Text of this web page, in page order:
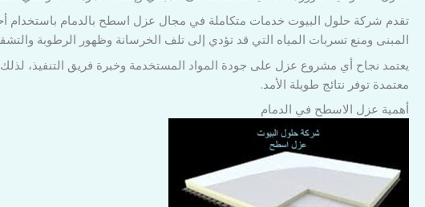
تقدم شركة حلول البيوت خدمات متكاملة في مجال عزل اسطح بالدمام باستخدام
المبنى ومنع تسربات المياه التي قد تؤدي إلى تلف الخرسانة وظهور الرطوبة
يعتمد نجاح أي مشروع عزل على جودة المواد المستخدمة وخبرة فريق التنفيذ،
معتمدة توفر نتائج طويلة الأمد.
أهمية عزل الاسطح في الدمام